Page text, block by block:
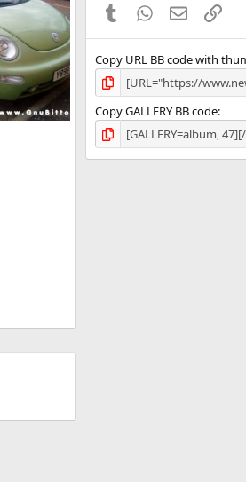
TumblrWhatsApp
EmailLink
Copy URL BB code with
Copy GALLERY BB code